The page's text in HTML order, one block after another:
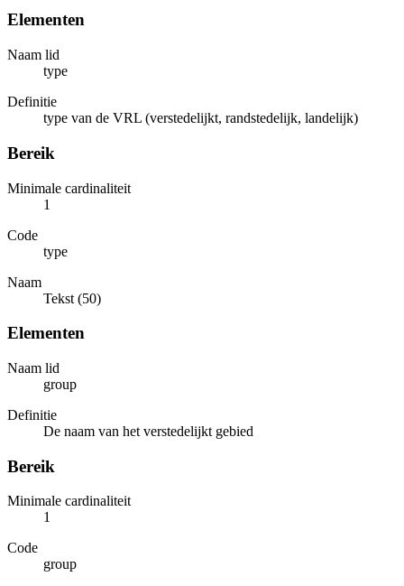
Elementen
Naam lid
type
Definitie
type van de VRL (verstedelijkt, randstedelijk, landelijk)
Bereik
Minimale cardinaliteit
1
Code
type
Naam
Tekst (50)
Elementen
Naam lid
group
Definitie
De naam van het verstedelijkt gebied
Bereik
Minimale cardinaliteit
1
Code
group